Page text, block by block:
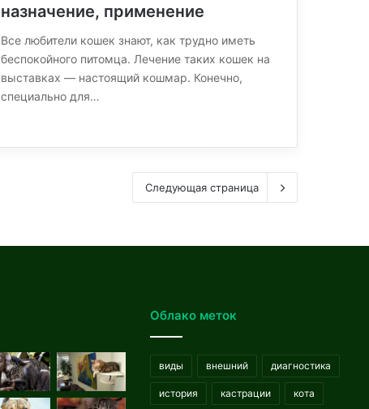
назначение, применение
Все любители кошек знают, как трудно иметь
беспокойного питомца. Лечение таких кошек на
выставках — настоящий кошмар. Конечно,
специально для…
Следующая страница
Облако меток
виды внешний диагностика
история кастрации кота